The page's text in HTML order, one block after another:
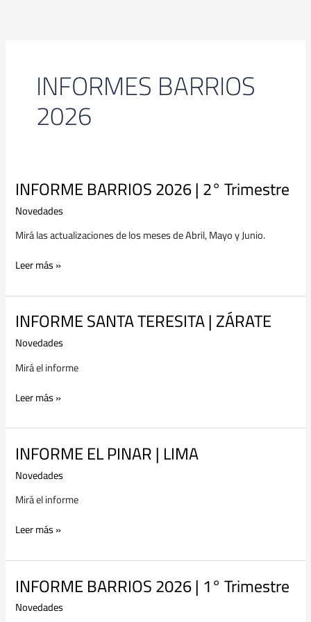
INFORMES BARRIOS
2026
INFORME BARRIOS 2026 | 2° Trimestre
Novedades
Mirá las actualizaciones de los meses de Abril, Mayo y Junio.
INFORME
BARRIOS
2026
|
2°
Trimestre
Leer más »
INFORME SANTA TERESITA | ZÁRATE
Novedades
Mirá el informe
INFORME
SANTA
TERESITA
|
ZÁRATE
Leer más »
INFORME EL PINAR | LIMA
Novedades
Mirá el informe
INFORME
EL
PINAR
|
LIMA
Leer más »
INFORME BARRIOS 2026 | 1° Trimestre
Novedades
INFORME
BARRIOS
2026